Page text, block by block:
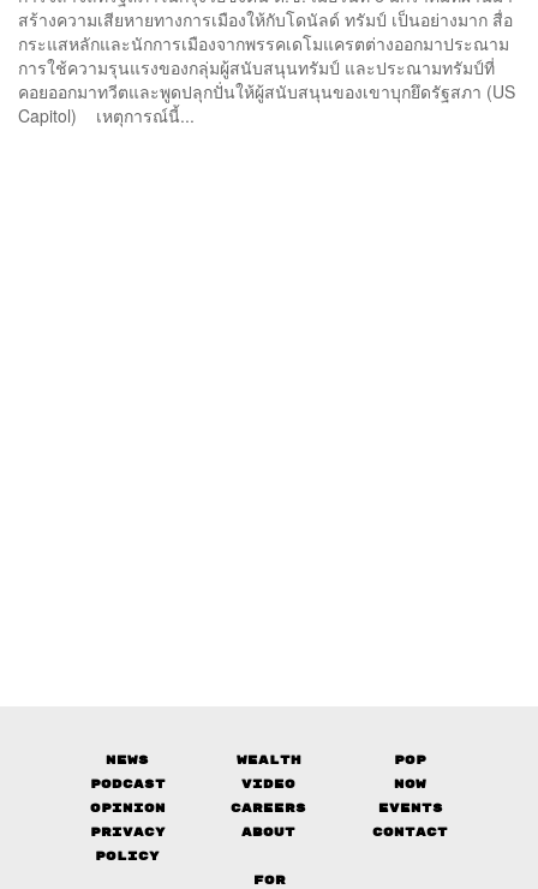
สร้างความเสียหายทางการเมืองให้กับโดนัลด์ ทรัมป์ เป็นอย่างมาก สื่อ
กระแสหลักและนักการเมืองจากพรรคเดโมแครตต่างออกมาประณาม
การใช้ความรุนแรงของกลุ่มผู้สนับสนุนทรัมป์ และประณามทรัมป์ที่
คอยออกมาทวีตและพูดปลุกปั่นให้ผู้สนับสนุนของเขาบุกยึดรัฐสภา (US
Capitol) เหตุการณ์นี้...
News Wealth
Pop
Podcast
Video
Now
Opinion
Careers
Events
Privacy
Policy
About Contact
FOR